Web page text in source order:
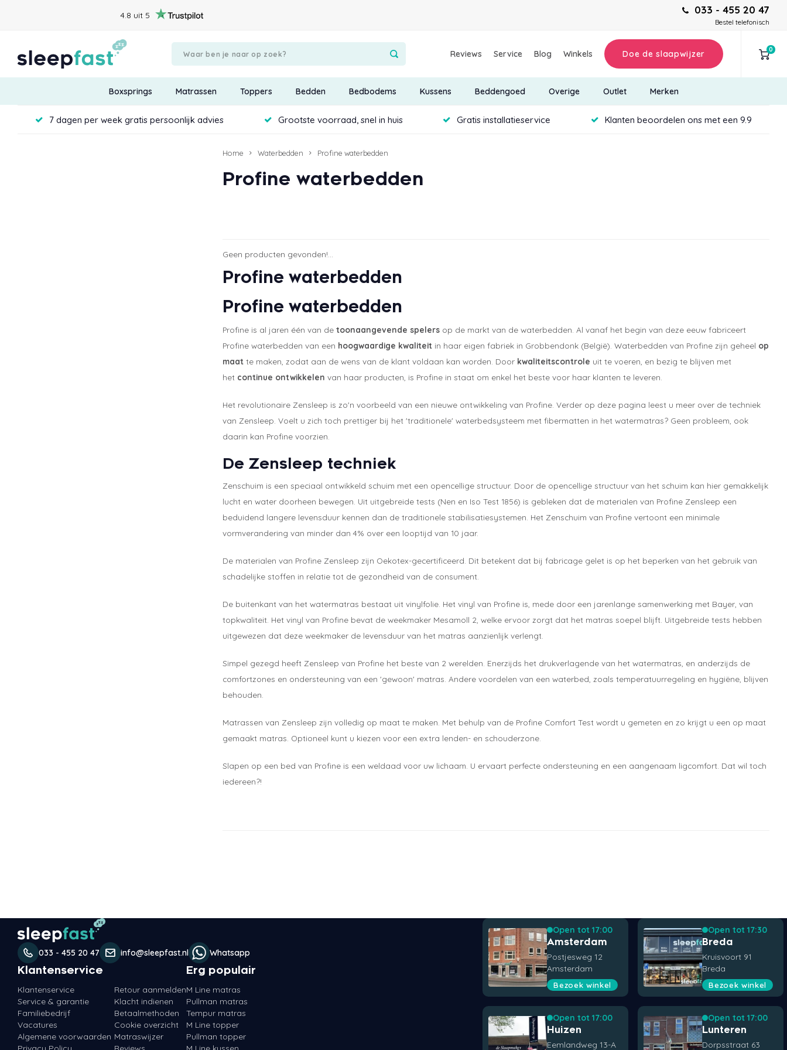
4.8 uit 5 033 - 455 20 47
Bestel telefonisch
Reviews Service Blog Winkels Doe de slaapwijzer 0
Boxsprings Matrassen Toppers Bedden Bedbodems Kussens Beddengoed Overige Outlet Merken
7 dagen per week gratis persoonlijk advies Grootste voorraad, snel in huis Gratis installatieservice Klanten beoordelen ons met een 9.9
Home Waterbedden Profine waterbedden
Profine waterbedden
Geen producten gevonden!...
Profine waterbedden
Profine waterbedden
Profine is al jaren één van de toonaangevende spelers op de markt van de waterbedden. Al vanaf het begin van deze eeuw fabriceert
Profine waterbedden van een hoogwaardige kwaliteit in haar eigen fabriek in Grobbendonk (België). Waterbedden van Profine zijn geheel op
maat te maken, zodat aan de wens van de klant voldaan kan worden. Door kwaliteitscontrole uit te voeren, en bezig te blijven met
het continue ontwikkelen van haar producten, is Profine in staat om enkel het beste voor haar klanten te leveren.
Het revolutionaire Zensleep is zo'n voorbeeld van een nieuwe ontwikkeling van Profine. Verder op deze pagina leest u meer over de techniek
van Zensleep. Voelt u zich toch prettiger bij het 'traditionele' waterbedsysteem met fibermatten in het watermatras? Geen probleem, ook
daarin kan Profine voorzien.
De Zensleep techniek
Zenschuim is een speciaal ontwikkeld schuim met een opencellige structuur. Door de opencellige structuur van het schuim kan hier gemakkelijk
lucht en water doorheen bewegen. Uit uitgebreide tests (Nen en Iso Test 1856) is gebleken dat de materialen van Profine Zensleep een
beduidend langere levensduur kennen dan de traditionele stabilisatiesystemen. Het Zenschuim van Profine vertoont een minimale
vormverandering van minder dan 4% over een looptijd van 10 jaar.
De materialen van Profine Zensleep zijn Oekotex-gecertificeerd. Dit betekent dat bij fabricage gelet is op het beperken van het gebruik van
schadelijke stoffen in relatie tot de gezondheid van de consument.
De buitenkant van het watermatras bestaat uit vinylfolie. Het vinyl van Profine is, mede door een jarenlange samenwerking met Bayer, van
topkwaliteit. Het vinyl van Profine bevat de weekmaker Mesamoll 2, welke ervoor zorgt dat het matras soepel blijft. Uitgebreide tests hebben
uitgewezen dat deze weekmaker de levensduur van het matras aanzienlijk verlengt.
Simpel gezegd heeft Zensleep van Profine het beste van 2 werelden. Enerzijds het drukverlagende van het watermatras, en anderzijds de
comfortzones en ondersteuning van een 'gewoon' matras. Andere voordelen van een waterbed, zoals temperatuurregeling en hygiëne, blijven
behouden.
Matrassen van Zensleep zijn volledig op maat te maken. Met behulp van de Profine Comfort Test wordt u gemeten en zo krijgt u een op maat
gemaakt matras. Optioneel kunt u kiezen voor een extra lenden- en schouderzone.
Slapen op een bed van Profine is een weldaad voor uw lichaam. U ervaart perfecte ondersteuning en een aangenaam ligcomfort. Dat wil toch
iedereen?!
Open tot 17:00
Amsterdam
Postjesweg 12
Amsterdam
Bezoek winkel
Open tot 17:30
Breda
Kruisvoort 91
Breda
Bezoek winkel
Open tot 17:00
Huizen
Eemlandweg 13-A
Open tot 17:00
Lunteren
Dorpsstraat 63
033 - 455 20 47 info@sleepfast.nl Whatsapp
Klantenservice
Klantenservice
Service & garantie
Familiebedrijf
Vacatures
Algemene voorwaarden
Retour aanmelden
Klacht indienen
Betaalmethoden
Cookie overzicht
Matraswijzer
Erg populair
M Line matras
Pullman matras
Tempur matras
M Line topper
Pullman topper